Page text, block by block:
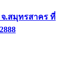
.สมุทรสาคร ที่